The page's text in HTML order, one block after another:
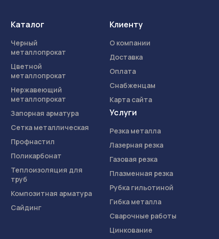
Каталог
Черный
металлопрокат
Цветной
металлопрокат
Нержавеющий
металлопрокат
Запорная арматура
Сетка металлическая
Профнастил
Поликарбонат
Теплоизоляция для
труб
Композитная арматура
Сайдинг
Клиенту
О компании
Доставка
Оплата
Снабженцам
Карта сайта
Услуги
Резка металла
Лазерная резка
Газовая резка
Плазменная резка
Рубка гильотиной
Гибка металла
Сварочные работы
Цинкование